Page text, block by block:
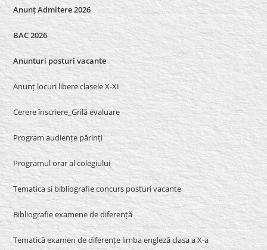
Anunț Admitere 2026
BAC 2026
Anunturi posturi vacante
Anunț locuri libere clasele X-XI
Cerere înscriere_Grilă evaluare
Program audiențe părinți
Programul orar al colegiului
Tematica si bibliografie concurs posturi vacante
Bibliografie examene de diferență
Tematică examen de diferențe limba engleză clasa a X-a